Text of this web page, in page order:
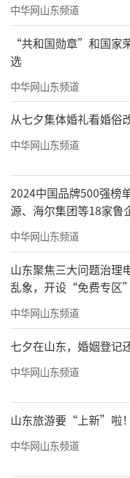
▲徐峥曾担任TST公司旗下
源/网络
达尔威公司被
作为公司股东应到
拍摄选宣传视频
陶虹屡屡露面站台
否会被追责？
有媒体报道
所主任律师袁勇认
可能不参与经营公
这个公司的业务提
虹本人存在违法的
事务所律师邓庆认
参与传销行为，
中华网山东频道
“共和国勋章”和国家
选
中华网山东频道
从七夕集体婚礼看婚俗
中华网山东频道
2024中国品牌500强榜
源、海尔集团等18家鲁
中华网山东频道
山东聚焦三大问题治
乱象，开设“免费专区
例70%以上
中华网山东频道
七夕在山东，婚姻登记
中华网山东频道
山东旅游要“上新”啦
中华网山东频道